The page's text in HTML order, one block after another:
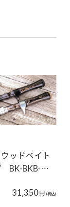
ッドベイト
BK-BKB-…
31,350円 (税込)